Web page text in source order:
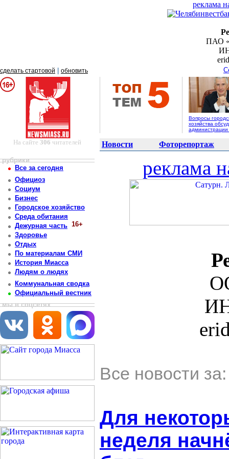
реклама
ПАО
сделать стартовой обновить
Вопросы
хозяйства
На сайте 306 читателей Новости Фоторепортаж
рубрики
Все за сегодня
Официоз
Социум
Бизнес
Городское хозяйство
Среда обитания
Дежурная часть 16+
Здоровье
Отдых
По материалам СМИ
История Миасса
Людям о людях
Коммунальная сводка
Официальный вестник
мы в соцсетях
реклама
Все новости
Для
неделя